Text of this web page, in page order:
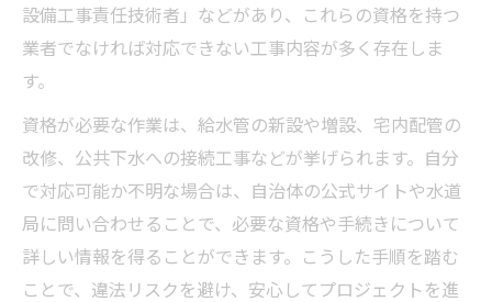
設備工事責任技術者」などがあり、これらの資格を持つ
業者でなければ対応できない工事内容が多く存在しま
す。
資格が必要な作業は、給水管の新設や増設、宅内配管の
改修、公共下水への接続工事などが挙げられます。自分
で対応可能か不明な場合は、自治体の公式サイトや水道
局に問い合わせることで、必要な資格や手続きについて
詳しい情報を得ることができます。こうした手順を踏む
ことで、違法リスクを避け、安心してプロジェクトを進